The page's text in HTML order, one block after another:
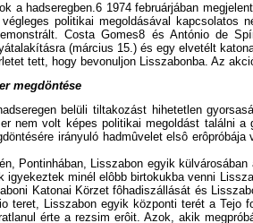
a hadseregben.6 1974 februárjában
politikai megoldásával
Costa Gomes8 és António de
(március 15.) és egy elvetélt
tett, hogy bevonuljon Lisszabonba. Az
megdöntése
belüli tiltakozást hihetetlen
nem volt képes politikai megoldást találni
irányuló hadmûvelet elsô
Pontinhában, Lisszabon egyik
igyekeztek minél elôbb birtokukba venni
Katonai Körzet fôhadiszállását és
teret, Lisszabon egyik központi terét a
érte a rezsim erôit. Azok, akik